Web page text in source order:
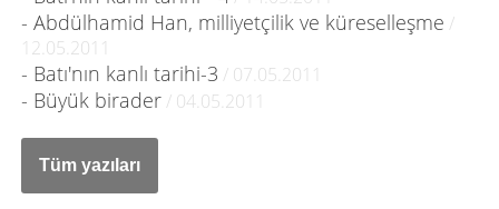
- Abdülhamid Han, milliyetçilik ve küreselleşme /
12.05.2011
- Batı'nın kanlı tarihi-3 / 07.05.2011
- Büyük birader/ 04.05.2011